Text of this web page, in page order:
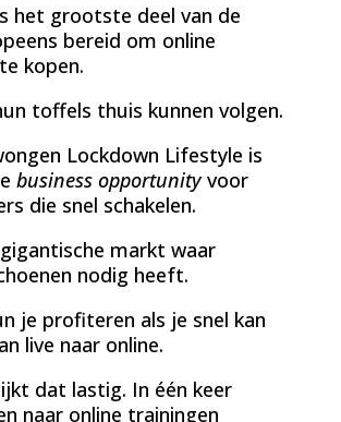
het grootste deel van de
bereid om online
kopen.
toffels thuis kunnen volgen.
Lockdown Lifestyle is
business opportunityvoor
die snel schakelen.
markt waar
nodig heeft.
je profiteren als je snel kan
live naar online.
dat lastig. In één keer
naar online trainingen